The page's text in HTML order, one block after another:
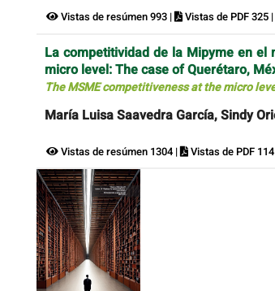
Vistas de resúmen 993 | Vistas de PDF 325 |
La competitividad de la Mipyme en el
micro level: The case of Querétaro,
The MSME competitiveness at the micro
María Luisa Saavedra García, Sindy
Vistas de resúmen 1304 | Vistas de PDF